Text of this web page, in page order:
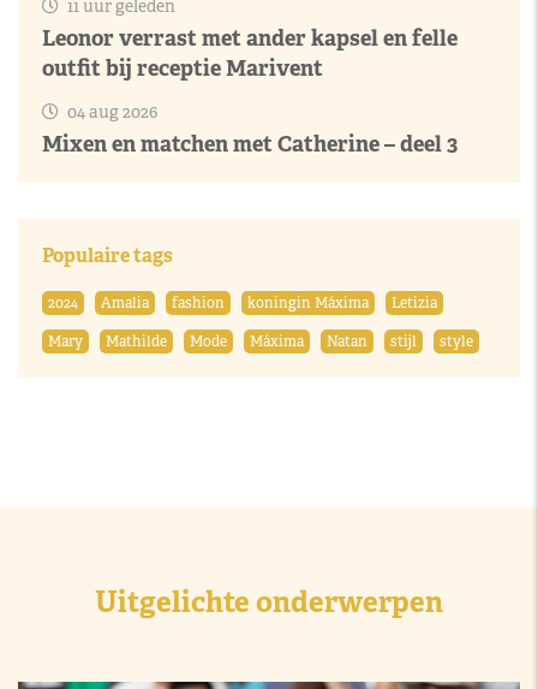
11 uur geleden
Leonor verrast met ander kapsel en felle
outfit bij receptie Marivent
04 aug 2026
Mixen en matchen met Catherine – deel 3
Populaire tags
2024 Amalia fashion koningin Máxima
Letizia
Mary
Mathilde Mode Máxima Natan stijl style
Uitgelichte onderwerpen